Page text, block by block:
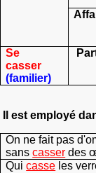
Se
casser
(familier)
Il est employé
On ne fait pas
sanscasser des
Quicasse les